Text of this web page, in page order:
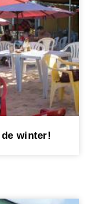
winter!